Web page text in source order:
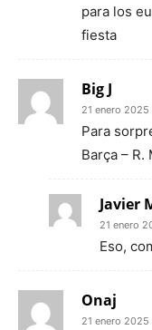
para los
fiesta
Big J
21 enero 2025
Para
Barça –
Javier
21 enero
Eso,
Onaj
21 enero 2025